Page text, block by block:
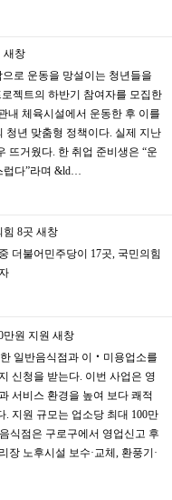
새창
로 운동을 망설이는 청년들을
젝트의 하반기 참여자를 모집한
내 체육시설에서 운동한 후 이를
청년 맞춤형 정책이다. 실제 지난
뜨거웠다. 한 취업 준비생은 “운
다”라며 &ld…
힘 8곳 새창
더불어민주당이 17곳, 국민의힘
만원 지원 새창
일반음식점과 이‧미용업소를
신청을 받는다. 이번 사업은 영
서비스 환경을 높여 보다 쾌적
지원 규모는 업소당 최대 100만
식점은 구로구에서 영업신고 후
장 노후시설 보수·교체, 환풍기·